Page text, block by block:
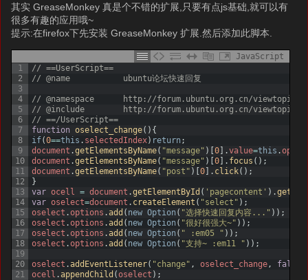
其实 GreaseMonkey 真是个不错的扩展,只要有点js基础,就可以有
很多有趣的应用哦~
提示:在firefox下先安装 GreaseMonkey 扩展.然后添加此脚本.
JavaScript
1
2
3
4
5
6
7
8
9
10
11
12
13
14
15
16
17
18
19
20
21
// ==UserScript==
// @name           ubuntu论坛快速回复
// @namespace      http://forum.ubuntu.org.cn/
// @include        http://forum.ubuntu.org.cn/
// ==/UserScript==
function oselect_change( ) {
if(0==this . selectedIndex) return;
document .getElementsByName( "message" ) [0] .value=this .
document .getElementsByName( "message" ) [0] . focus ( ) ;
document .getElementsByName( "post" ) [0] . click( ) ;
}
var ocell = document .getElementById ( 'pagecontent' ) .
var oselect=document . createElement ( "select" ) ;
oselect .options .add ( new Option ( "选择快速回复内容..." ) ) ;
oselect .options .add ( new Option( "很好很强大~" ) ) ;
oselect .options .add ( new Option ( " :em05 " ) ) ;
oselect .options .add ( new Option( "支持~ :em11 " ) ) ;
oselect .addEventListener( "change" , oselect_change , false
ocell .appendChild (oselect ) ;